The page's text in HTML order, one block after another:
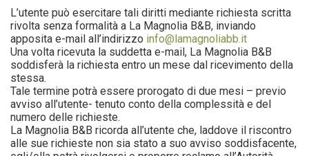
L’utente può esercitare tali diritti mediante richiesta scritta
rivolta senza formalità a La Magnolia B&B, inviando
apposita e-mail all’indirizzo info@lamagnoliabb.it
Una volta ricevuta la suddetta e-mail, La Magnolia B&B
soddisferà la richiesta entro un mese dal ricevimento della
stessa.
Tale termine potrà essere prorogato di due mesi – previo
avviso all’utente- tenuto conto della complessità e del
numero delle richieste.
La Magnolia B&B ricorda all’utente che, laddove il riscontro
alle sue richieste non sia stato a suo avviso soddisfacente,